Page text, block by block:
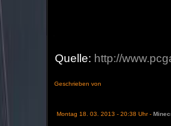
Quelle: http://
Geschrieben von
Montag 18. 03. 2013 - 20:38 Uhr -